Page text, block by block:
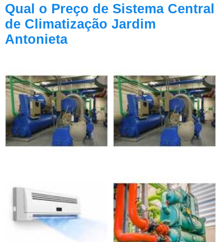
Qual o Preço de Sistema Central
de Climatização Jardim
Antonieta